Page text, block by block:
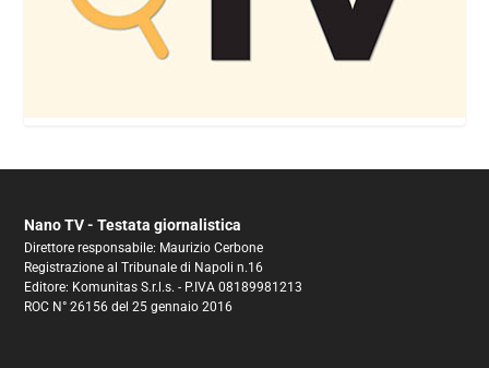
Nano TV - Testata giornalistica
Direttore responsabile: Maurizio Cerbone
Registrazione al Tribunale di Napoli n.16
Editore: Komunitas S.r.l.s. - P.IVA 08189981213
ROC N° 26156 del 25 gennaio 2016